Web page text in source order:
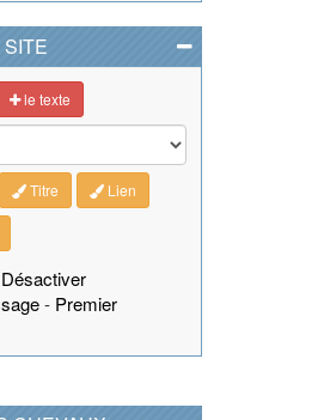
le texte
Titre Lien
Désactiver
- Premier